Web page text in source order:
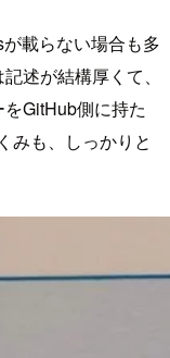
載らない場合も多
述が結構厚くて、
GitHub側に持た
みも、しっかりと